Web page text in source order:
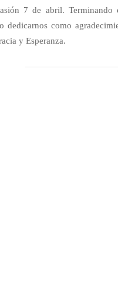
7 de abril. Terminando
dedicarnos como
y Esperanza.